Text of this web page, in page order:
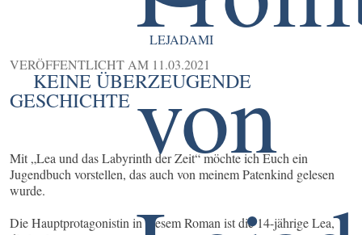
LEJADAMI
VERÖFFENTLICHT AM 11.03.2021
KEINE ÜBERZEUGENDE
GESCHICHTE
Mit „Lea und das Labyrinth der Zeit“ möchte ich Euch ein
Jugendbuch vorstellen, das auch von meinem Patenkind gelesen
wurde.
Die Hauptprotagonistin in diesem Roman ist die 14-jährige Lea,